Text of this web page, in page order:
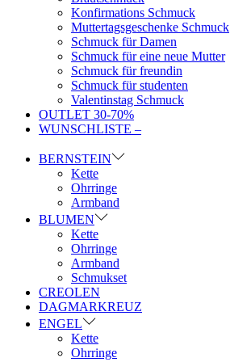
Konfirmations Schmuck
Muttertagsgeschenke Schmuck
Schmuck für Damen
Schmuck für eine neue Mutter
Schmuck für freundin
Schmuck für studenten
Valentinstag Schmuck
OUTLET 30-70%
WUNSCHLISTE –
BERNSTEIN
Kette
Ohrringe
Armband
BLUMEN
Kette
Ohrringe
Armband
Schmukset
CREOLEN
DAGMARKREUZ
ENGEL
Kette
Ohrringe